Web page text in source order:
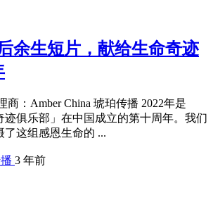
余生短片，献给生命奇迹
商：Amber China 琥珀传播 2022年是
迹俱乐部」在中国成立的第十周年。我们
这组感恩生命的 ...
3 年前